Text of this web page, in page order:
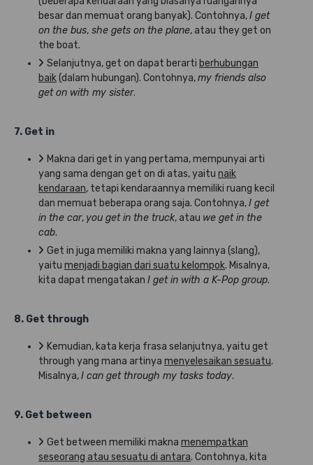
besar dan memuat orang banyak). Contohnya,I get
on the bus, she gets on the plane, atau they get on
the boat.
Selanjutnya, get on dapat berarti berhubungan
baik(dalam hubungan). Contohnya,my friends also
get on with my sister.
7. Get in
Makna dari get in yang pertama, mempunyai arti
yang sama dengan get on di atas, yaitu naik
kendaraan, tetapi kendaraannya memiliki ruang kecil
dan memuat beberapa orang saja. Contohnya,I get
in the car, you get in the truck, atau we get in the
cab.
Get in juga memiliki makna yang lainnya (slang),
yaitu menjadi bagian dari suatu kelompok. Misalnya,
kita dapat mengatakan I get in with a K-Pop group.
8. Get through
Kemudian, kata kerja frasa selanjutnya, yaitu get
through yang mana artinya menyelesaikan sesuatu.
Misalnya,I can get through my tasks today.
9. Get between
Get between memiliki makna menempatkan
seseorang atau sesuatu di antara. Contohnya, kita